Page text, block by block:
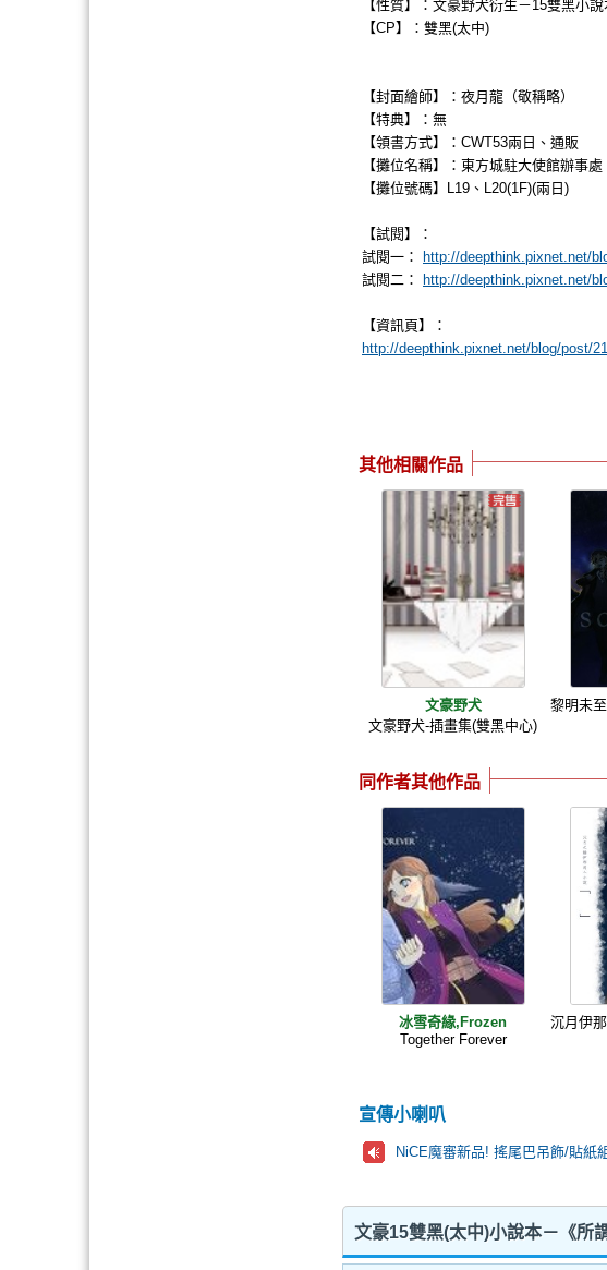
【性質】：文豪野犬衍生－15雙黑小說
【CP】：雙黑(太中)
【封面繪師】：夜月龍（敬稱略）
【特典】：無
【領書方式】：CWT53兩日、通販
【攤位名稱】：東方城駐大使館辦事處
【攤位號碼】L19、L20(1F)(兩日)
【試閱】：
試閱一：
http://deepthink.pixnet.net/
試閱二：
http://deepthink.pixnet.net/
【資訊頁】：
http://deepthink.pixnet.net/blog/post/
其他相關作品
文豪野犬
文豪野犬-插畫集(雙黑中心)
黎明未
同作者其他作品
冰雪奇緣,Frozen
Together Forever
沉月伊
宣傳小喇叭
NiCE魔審新品! 搖尾巴吊飾/貼紙
文豪15雙黑(太中)小說本－《所